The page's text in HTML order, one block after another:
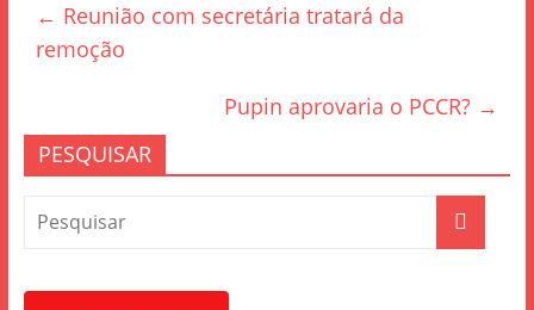
b
o
k
← Reunião com secretária tratará da
remoção
Pupin aprovaria o PCCR? →
PESQUISAR